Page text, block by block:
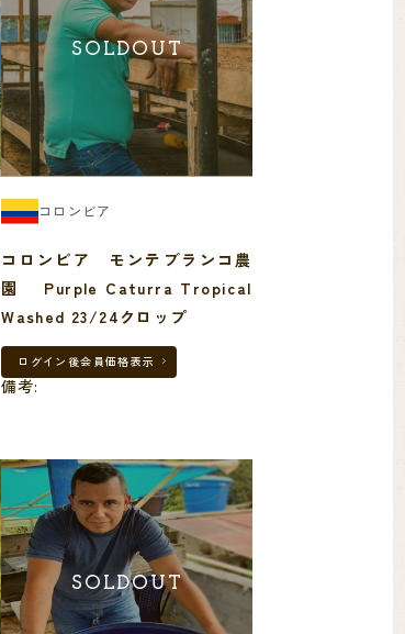
SOLDOUT
コロンビア
コロンビア モンテブランコ農
園 Purple Caturra Tropical
Washed 23/24クロップ
ログイン後会員価格表示
備考:
SOLDOUT